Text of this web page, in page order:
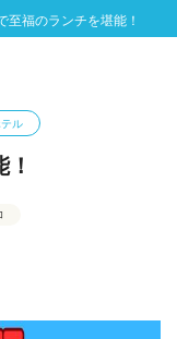
至福のランチを堪能！
テル